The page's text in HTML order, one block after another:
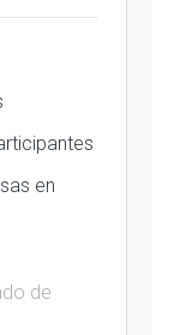
en
de